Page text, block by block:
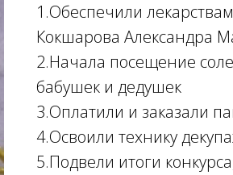
1.Обеспечили
Кокшарова Александра
2.Начала посещение
бабушек и дедушек
3.Оплатили и заказали
4.Освоили технику
5.Подвели итоги